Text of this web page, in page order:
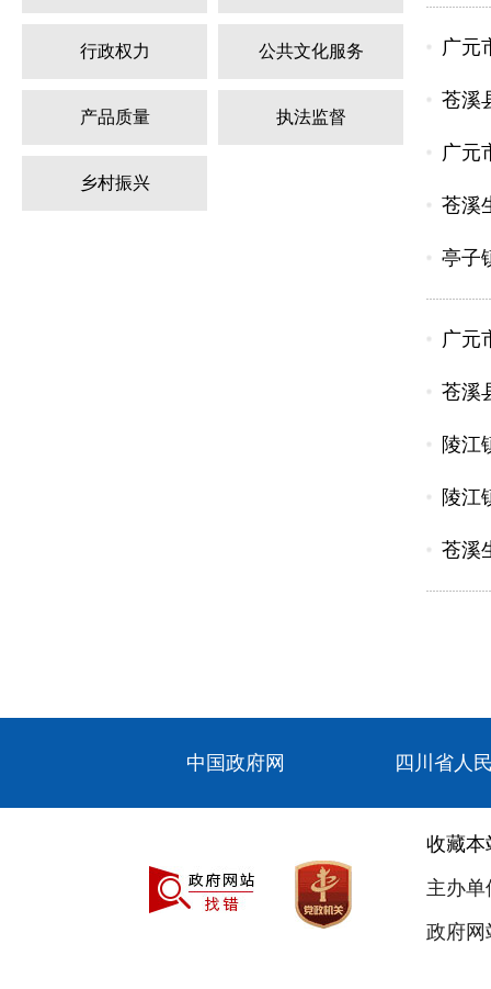
行政权力 公共文化服务
产品质量 执法监督
乡村振兴
广元
苍溪
广元
苍溪
亭子
广元
苍溪
陵江
陵江
苍溪
中国政府网 四川省人
收藏本
主办
政府网